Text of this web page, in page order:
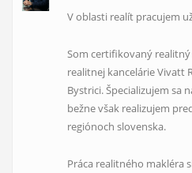
V oblasti realít pracujem
Som certifikovaný
realitnej kancelárie Vivatt
Bystrici. Špecializujem sa
bežne však realizujem
regiónoch slovenska.
Práca realitného makléra